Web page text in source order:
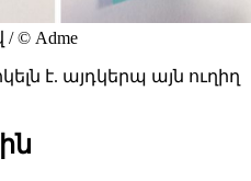
© Adme
է. այդկերպ այն ուղիղ